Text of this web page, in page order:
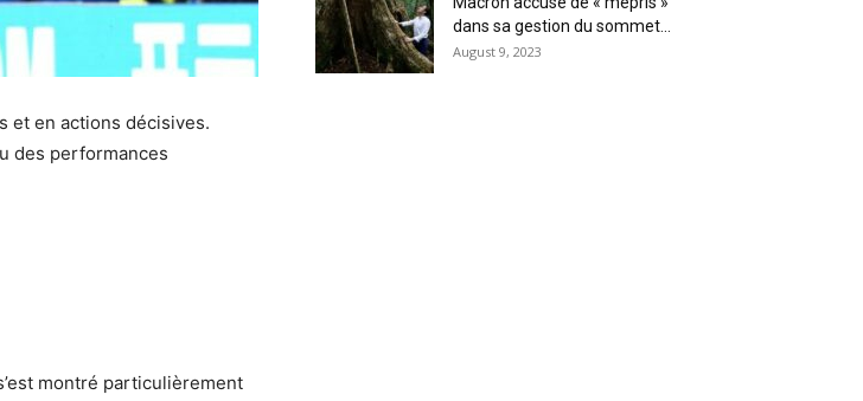
et en actions décisives.
des performances
montré particulièrement
dans sa gestion du sommet...
August 9, 2023